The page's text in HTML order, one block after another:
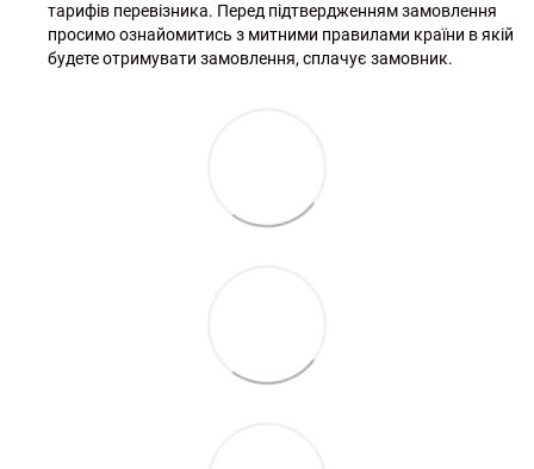
тарифів перевізника. Перед підтвердженням замовлення
просимо ознайомитись з митними правилами країни в якій
будете отримувати замовлення, сплачує замовник.